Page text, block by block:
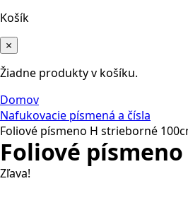
Košík
×
Žiadne produkty v košíku.
Domov
Nafukovacie písmená a čísla
Foliové písmeno H strieborné
Foliové
Zľava!